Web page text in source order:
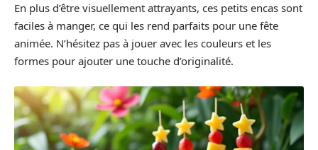
En plus d’être visuellement attrayants, ces petits encas sont
faciles à manger, ce qui les rend parfaits pour une fête
animée. N’hésitez pas à jouer avec les couleurs et les
formes pour ajouter une touche d’originalité.